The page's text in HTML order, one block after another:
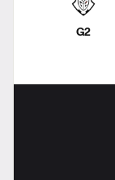
G2